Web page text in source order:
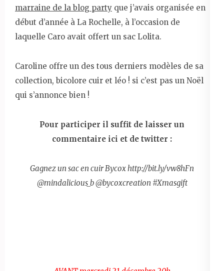
marraine de la blog party que j’avais organisée en
début d’année à La Rochelle, à l’occasion de
laquelle Caro avait offert un sac Lolita.
Caroline offre un des tous derniers modèles de sa
collection, bicolore cuir et léo ! si c’est pas un Noël
qui s’annonce bien !
Pour participer il suffit de laisser un
commentaire ici et de twitter :
Gagnez un sac en cuir Bycox http://bit.ly/vw8hFn
@mindalicious_b @bycoxcreation #Xmasgift